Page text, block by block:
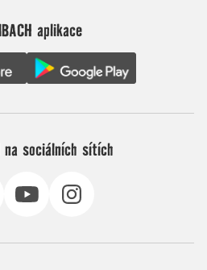
aplikace
na sociálních sítích